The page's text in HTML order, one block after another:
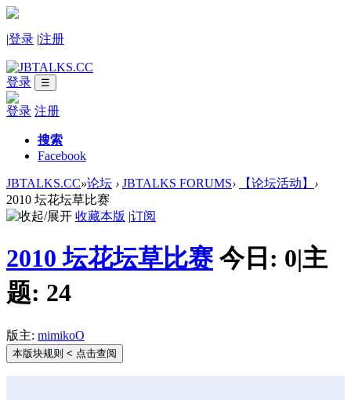
|登录 |注册
登录 ☰
登录 注册
搜索
Facebook
JBTALKS.CC»论坛 › JBTALKS FORUMS› 【论坛活动】 ›
2010 坛花坛草比赛
收藏本版 |订阅
2010 坛花坛草比赛 今日: 0|主
题: 24
版主: mimikoO
本版块规则 < 点击查阅